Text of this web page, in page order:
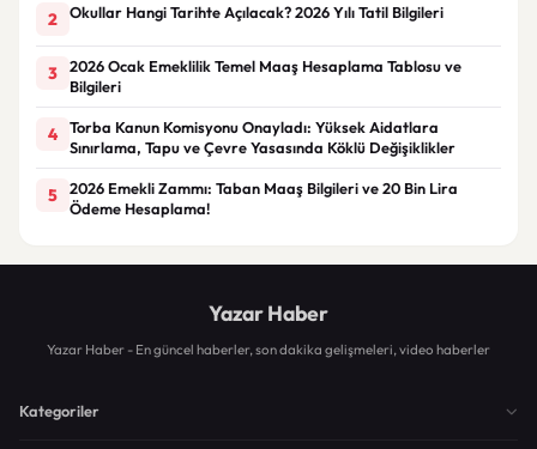
2 Okullar Hangi Tarihte Açılacak? 2026 Yılı Tatil Bilgileri
3
2026 Ocak Emeklilik Temel Maaş Hesaplama Tablosu ve
Bilgileri
4
Torba Kanun Komisyonu Onayladı: Yüksek Aidatlara
Sınırlama, Tapu ve Çevre Yasasında Köklü Değişiklikler
5
2026 Emekli Zammı: Taban Maaş Bilgileri ve 20 Bin Lira
Ödeme Hesaplama!
Yazar Haber
Yazar Haber - En güncel haberler, son dakika gelişmeleri, video haberler
Kategoriler